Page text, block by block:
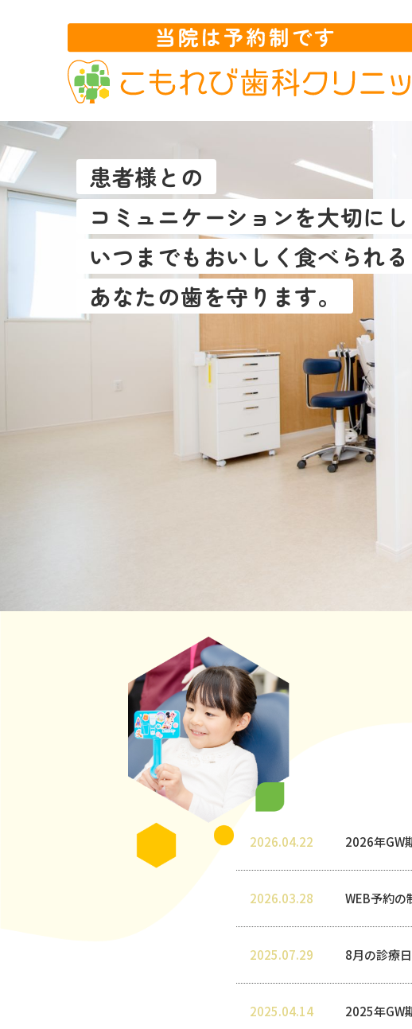
患者様との
コミュニケーションを大切にし
いつまでもおいしく食べられる
あなたの歯を守ります。
2026.04.22 2026年GW
2026.03.28 WEB予約の
2025.07.29 8月の診療
2025.04.14 2025年GW